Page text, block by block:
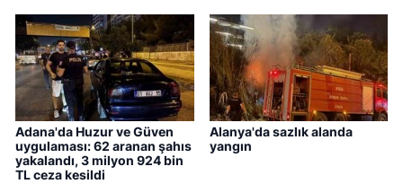
Adana'da Huzur ve Güven
uygulaması: 62 aranan şahıs
yakalandı, 3 milyon 924 bin
TL ceza kesildi
Alanya'da sazlık alanda
yangın